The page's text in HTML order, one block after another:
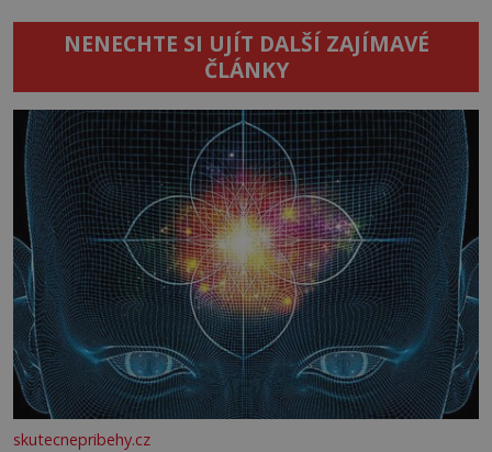
NENECHTE SI UJÍT DALŠÍ ZAJÍMAVÉ
ČLÁNKY
skutecnepribehy.cz